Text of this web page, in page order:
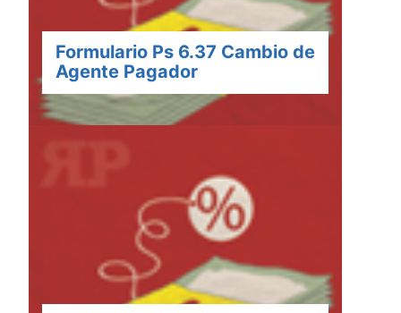
Formulario Ps 6.37 Cambio de
Agente Pagador